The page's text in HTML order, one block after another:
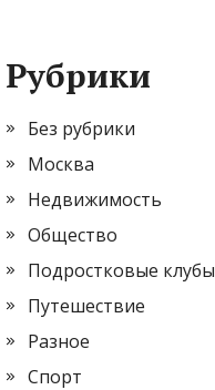
Рубрики
Без рубрики
Москва
Недвижимость
Общество
Подростковые клубы
Путешествие
Разное
Спорт